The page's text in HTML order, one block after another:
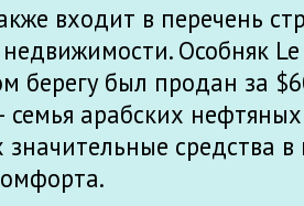
входит в перечень
Особняк
берегу был продан за
семья арабских
средства в